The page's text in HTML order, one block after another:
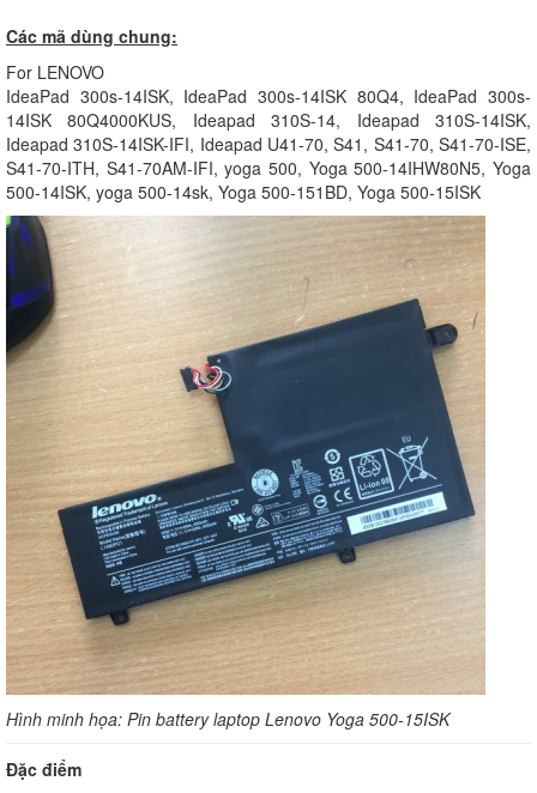
Các mã dùng chung:
For LENOVO
IdeaPad 300s-14ISK, IdeaPad 300s-14ISK 80Q4, IdeaPad 300s-
14ISK 80Q4000KUS, Ideapad 310S-14, Ideapad 310S-14ISK,
Ideapad 310S-14ISK-IFI, Ideapad U41-70, S41, S41-70, S41-70-ISE,
S41-70-ITH, S41-70AM-IFI, yoga 500, Yoga 500-14IHW80N5, Yoga
500-14ISK, yoga 500-14sk, Yoga 500-151BD, Yoga 500-15ISK
Hình minh họa: Pin battery laptop Lenovo Yoga 500-15ISK
Đặc điểm